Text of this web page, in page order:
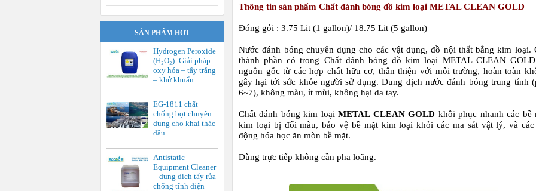
SẢN PHẨM HOT
Hydrogen Peroxide
(H₂O₂): Giải pháp
oxy hóa – tẩy trắng
– khử khuẩn
EG-1811 chất
chống bọt chuyên
dụng cho khai thác
dầu
Antistatic
Equipment Cleaner
– dung dịch tẩy rửa
chống tĩnh điện
Thông tin sản phẩm Chất đánh bóng đồ kim loại METAL CLEAN GOLD
Đóng gói : 3.75 Lit (1 gallon)/ 18.75 Lit (5 gallon)
Nước đánh bóng chuyên dụng cho các vật dụng, đồ nội thất bằng kim loại.
thành phần có trong Chất đánh bóng đồ kim loại METAL CLEAN
nguồn gốc từ các hợp chất hữu cơ, thân thiện với môi trường, hoàn toàn
gây hại tới sức khỏe người sử dụng. Dung dịch nước đánh bóng trung tính
6~7), không màu, ít mùi, không hại da tay.
Chất đánh bóng kim loạiMETAL CLEAN GOLD khôi phục nhanh các bề
kim loại bị đổi màu, bảo vệ bề mặt kim loại khỏi các ma sát vật lý, và các
động hóa học ăn mòn bề mặt.
Dùng trực tiếp không cần pha loãng.